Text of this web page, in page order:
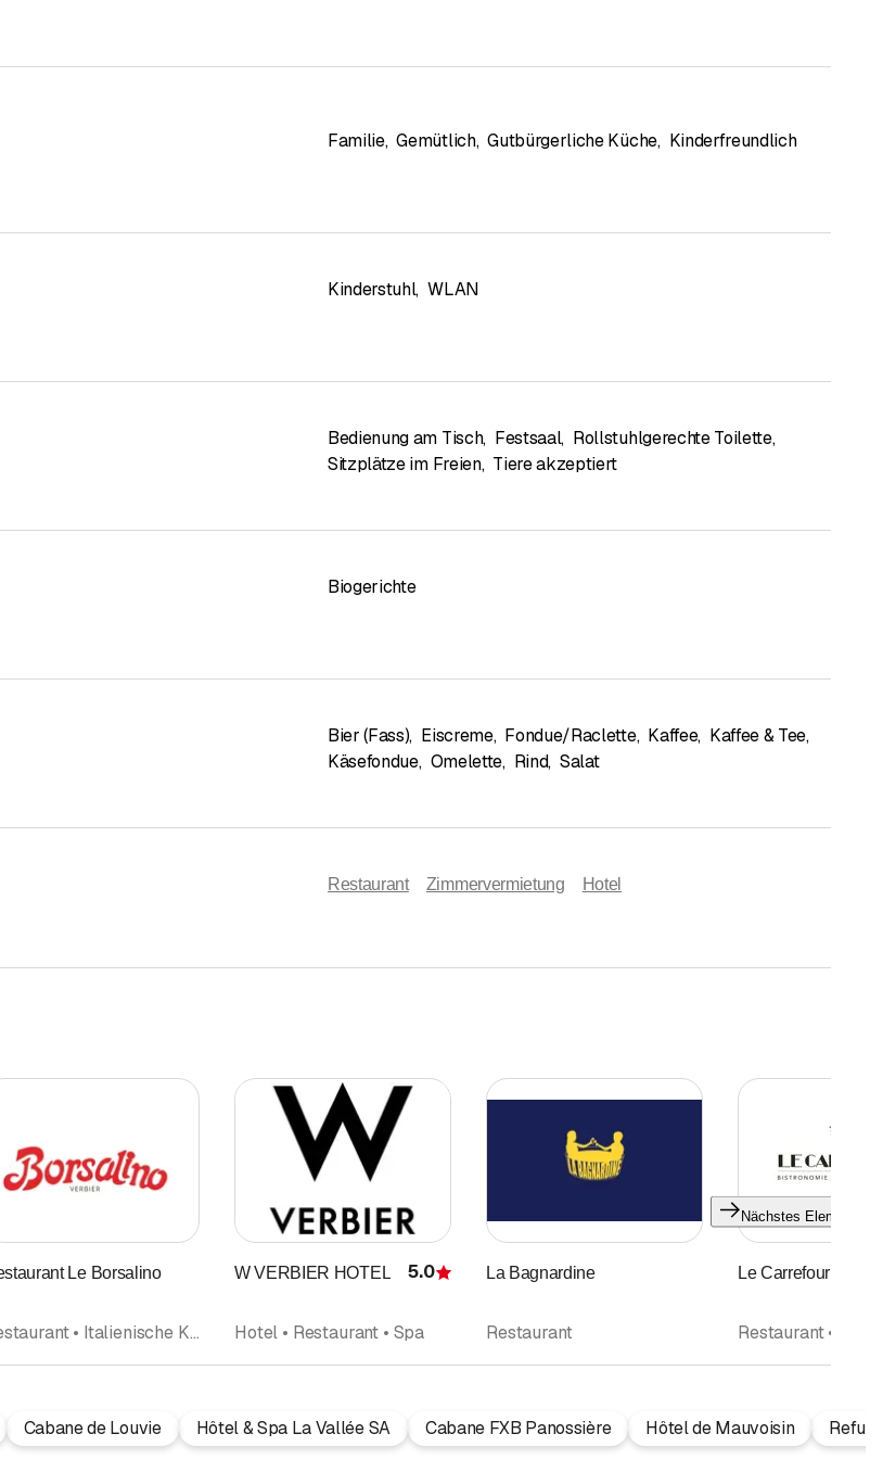
gibt es folgende Möglichkeiten:
Familie, Gemütlich, Gutbürgerliche Küche, Kinderfreundlich
Kinderstuhl, WLAN
Bedienung am Tisch, Festsaal, Rollstuhlgerechte Toilette,
Sitzplätze im Freien, Tiere akzeptiert
Biogerichte
Bier (Fass), Eiscreme, Fondue/Raclette, Kaffee, Kaffee & Tee,
Käsefondue, Omelette, Rind, Salat
Restaurant Zimmervermietung Hotel
Le Borsalino
Restaurant • Italienische Küche • Pizza Take Away
W VERBIER HOTEL Bewertung
5.0
Hotel • Restaurant • Spa
La Bagnardine
Restaurant
Le Carrefour SA
Nächstes Element
Cabane de Louvie Hôtel & Spa La Vallée SA Cabane FXB Panossière Hôtel de Mauvoisin